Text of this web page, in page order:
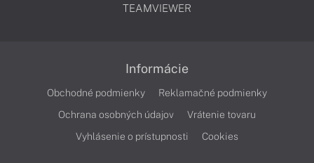
TEAMVIEWER
Informácie
Obchodné podmienky
Reklamačné podmienky
Ochrana osobných údajov
Vrátenie tovaru
Vyhlásenie o prístupnosti
Cookies